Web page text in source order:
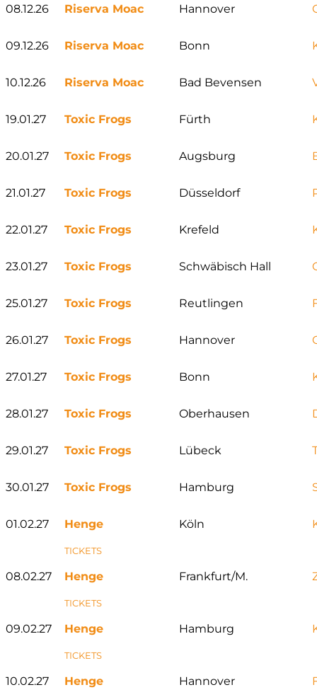
08.12.26 Riserva Moac Hannover
09.12.26 Riserva Moac Bonn
10.12.26 Riserva Moac Bad Bevensen
19.01.27 Toxic Frogs Fürth
20.01.27 Toxic Frogs Augsburg
21.01.27 Toxic Frogs Düsseldorf
22.01.27 Toxic Frogs Krefeld
23.01.27 Toxic Frogs Schwäbisch Hall
25.01.27 Toxic Frogs Reutlingen
26.01.27 Toxic Frogs Hannover
27.01.27 Toxic Frogs Bonn
28.01.27 Toxic Frogs Oberhausen
29.01.27 Toxic Frogs Lübeck
30.01.27 Toxic Frogs Hamburg
01.02.27 Henge Köln
TICKETS
08.02.27 Henge Frankfurt/M.
TICKETS
09.02.27 Henge Hamburg
TICKETS
10.02.27 Henge Hannover